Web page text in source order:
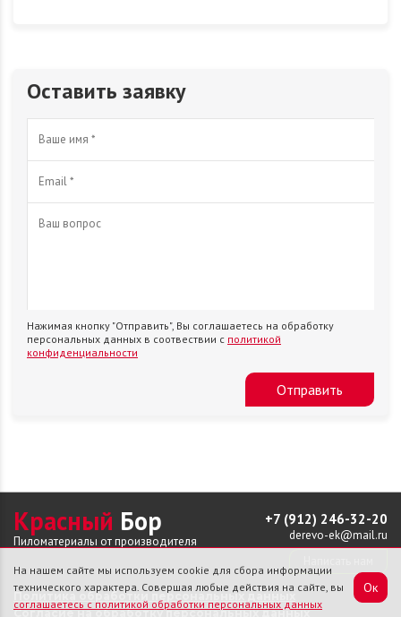
Оставить заявку
Нажимая кнопку "Отправить", Вы соглашаетесь на обработку
персональных данных в соотвествии с политикой
конфиденциальности
Отправить
Красный Бор
Пиломатериалы от производителя
+7 (912) 246-32-20
derevo-ek@mail.ru
Политика обработки персональных данных
Согласие на обработку персональных данных
На нашем сайте мы используем cookie для сбора информации
технического характера. Совершая любые действия на сайте, вы
соглашаетесь с политикой обработки персональных данных
Ок